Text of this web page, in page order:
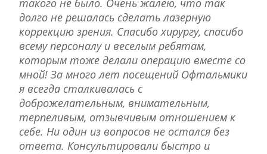
такого не было. Очень жалею, что так
долго не решалась сделать лазерную
коррекцию зрения. Спасибо хирургу, спасибо
всему персоналу и веселым ребятам,
которым тоже делали операцию вместе со
мной! За много лет посещений Офтальмики
я всегда сталкивалась с
доброжелательным, внимательным,
терпеливым, отзывчивым отношением к
себе. Ни один из вопросов не остался без
ответа. Консультировали быстро и